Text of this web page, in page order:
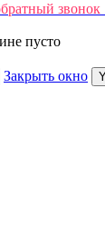
звонок
пусто
Закрыть окно